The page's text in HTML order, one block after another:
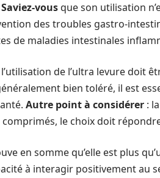
Saviez-vousque son utilisation
des troubles gastro-
de maladies intestinales
l’utilisation de l’ultra levure doit
bien toléré, il est
Autre point à considérer :
le choix doit
en somme qu’elle est plus
à interagir positivement au